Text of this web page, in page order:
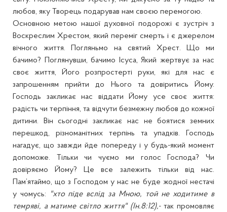
любов, яку Творець подарував нам своєю перемогою.
Основною метою нашої духовної подорожі є зустріч з
Воскреслим Хрестом, який переміг смерть і є джерелом
вічного життя. Погляньмо на святий Хрест. Що ми
бачимо? Поглянувши, бачимо Ісуса, Який жертвує за нас
своє життя, Його розпростерті руки, які для нас є
запрошенням прийти до Нього та довіритись Йому.
Господь закликає нас віддати Йому усе своє життя:
радість чи терпіння, та відчути безмежну любов до кожної
дитини. Він сьогодні закликає нас не боятися земних
перешкод, різноманітних терпінь та упадків. Господь
нагадує, що завжди йде попереду і у будь-який момент
допоможе. Тільки чи чуємо ми голос Господа? Чи
довіряємо Йому? Це все залежить тільки від нас.
Пам’ятаймо, що з Господом у нас не буде жодної нестачі
у чомусь:
"хто піде вслід за Мною, той не ходитиме в
темряві, а матиме світло життя" (Ін.8:12),- так промовляє